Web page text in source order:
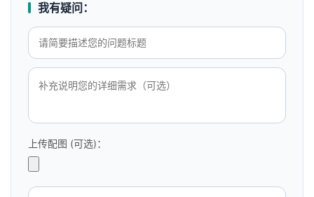
我有疑问：
上传配图 (可选)：